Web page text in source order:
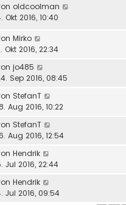
oldcoolman
Okt 2016, 10:40
Mirko
Okt 2016, 22:34
jo485
Sep 2016, 08:45
StefanT
Aug 2016, 10:22
StefanT
Aug 2016, 12:54
Hendrik
Jul 2016, 22:44
Hendrik
Jul 2016, 09:54